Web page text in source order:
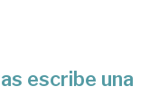
escribe una